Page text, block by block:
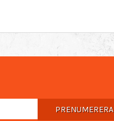
PRENUMERERA